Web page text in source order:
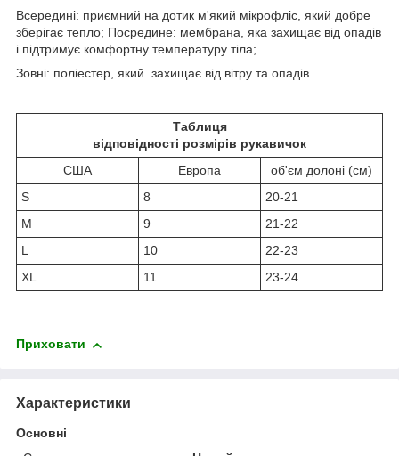
Всередині: приємний на дотик м'який мікрофліс, який добре
зберігає тепло; Посредине: мембрана, яка захищає від опадів
і підтримує комфортну температуру тіла;
Зовні: поліестер, який захищає від вітру та опадів.
Таблиця
відповідності розмірів рукавичок
США
Европа
об'єм долоні (см)
S
8
20-21
M
9
21-22
L
10
22-23
XL
11 23-24
Приховати
Характеристики
Основні